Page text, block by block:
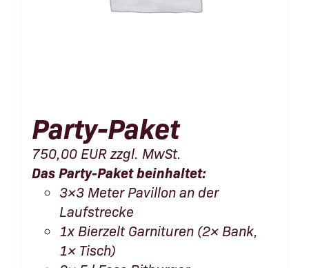
Party-Paket
750,00 EURzzgl. MwSt.
Das Party-Paket beinhaltet:
3×3 Meter Pavillon an der
Laufstrecke
1x Bierzelt Garnituren (2× Bank,
1× Tisch)